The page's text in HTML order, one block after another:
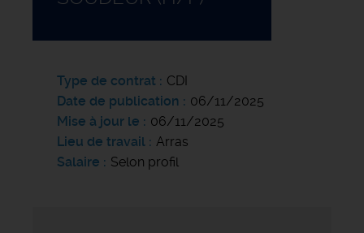
Type de contrat
CDI
Date de publication
06/11/2025
Mise à jour le
06/11/2025
Lieu de travail
Arras
Salaire
Selon profil